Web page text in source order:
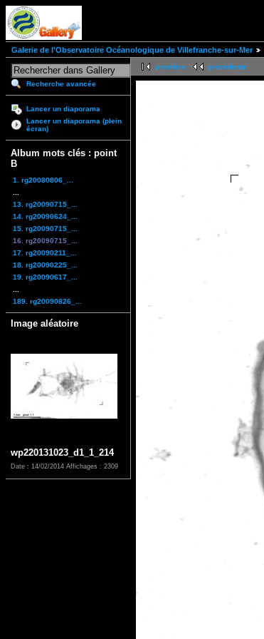
Galerie de l'Observatoire Océanologique de Villefranche-sur-Mer
Recherche avancée
Lancer un diaporama
Lancer un diaporama (plein
écran)
Album mots clés : point
B
1. rg20080806_...
13. rg20090715_...
14. rg20090624_...
15. rg20090715_...
16. rg20090715_...
17. rg20090211_...
18. rg20090225_...
19. rg20090617_...
189. rg20090826_...
Image aléatoire
wp220131023_d1_1_214
Date : 14/02/2014 Affichages : 2309
première précédente